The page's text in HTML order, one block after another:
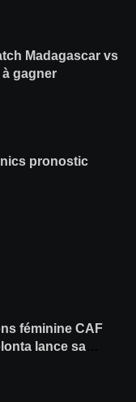
Madagascar vs
gagner
pronostic
féminine CAF
lance sa
en Gambie